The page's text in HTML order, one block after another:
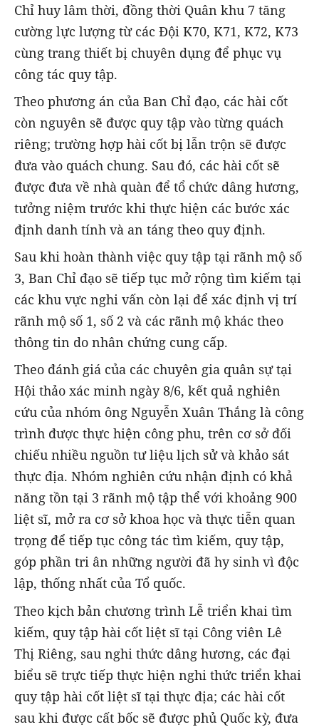
Chỉ huy lâm thời, đồng thời Quân khu 7 tăng
cường lực lượng từ các Đội K70, K71, K72, K73
cùng trang thiết bị chuyên dụng để phục vụ
công tác quy tập.
Theo phương án của Ban Chỉ đạo, các hài cốt
còn nguyên sẽ được quy tập vào từng quách
riêng; trường hợp hài cốt bị lẫn trộn sẽ được
đưa vào quách chung. Sau đó, các hài cốt sẽ
được đưa về nhà quàn để tổ chức dâng hương,
tưởng niệm trước khi thực hiện các bước xác
định danh tính và an táng theo quy định.
Sau khi hoàn thành việc quy tập tại rãnh mộ số
3, Ban Chỉ đạo sẽ tiếp tục mở rộng tìm kiếm tại
các khu vực nghi vấn còn lại để xác định vị trí
rãnh mộ số 1, số 2 và các rãnh mộ khác theo
thông tin do nhân chứng cung cấp.
Theo đánh giá của các chuyên gia quân sự tại
Hội thảo xác minh ngày 8/6, kết quả nghiên
cứu của nhóm ông Nguyễn Xuân Thắng là công
trình được thực hiện công phu, trên cơ sở đối
chiếu nhiều nguồn tư liệu lịch sử và khảo sát
thực địa. Nhóm nghiên cứu nhận định có khả
năng tồn tại 3 rãnh mộ tập thể với khoảng 900
liệt sĩ, mở ra cơ sở khoa học và thực tiễn quan
trọng để tiếp tục công tác tìm kiếm, quy tập,
góp phần tri ân những người đã hy sinh vì độc
lập, thống nhất của Tổ quốc.
Theo kịch bản chương trình Lễ triển khai tìm
kiếm, quy tập hài cốt liệt sĩ tại Công viên Lê
Thị Riêng, sau nghi thức dâng hương, các đại
biểu sẽ trực tiếp thực hiện nghi thức triển khai
quy tập hài cốt liệt sĩ tại thực địa; các hài cốt
sau khi được cất bốc sẽ được phủ Quốc kỳ, đưa